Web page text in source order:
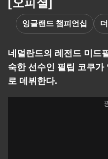
잉글랜드 챔피언십
네덜란드의 레전드 미드
숙한 선수인 필립 코쿠
로 데뷔한다.